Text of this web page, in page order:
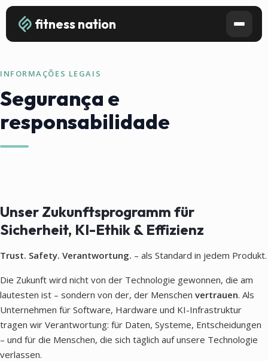
fitness nation
INFORMAÇÕES LEGAIS
Segurança e
responsabilidade
Unser Zukunftsprogramm für
Sicherheit, KI-Ethik & Effizienz
Trust. Safety. Verantwortung. – als Standard in jedem Produkt.
Die Zukunft wird nicht von der Technologie gewonnen, die am
lautesten ist – sondern von der, der Menschen vertrauen. Als
Unternehmen für Software, Hardware und KI-Infrastruktur
tragen wir Verantwortung: für Daten, Systeme, Entscheidungen
– und für die Menschen, die sich täglich auf unsere Technologie
verlassen.